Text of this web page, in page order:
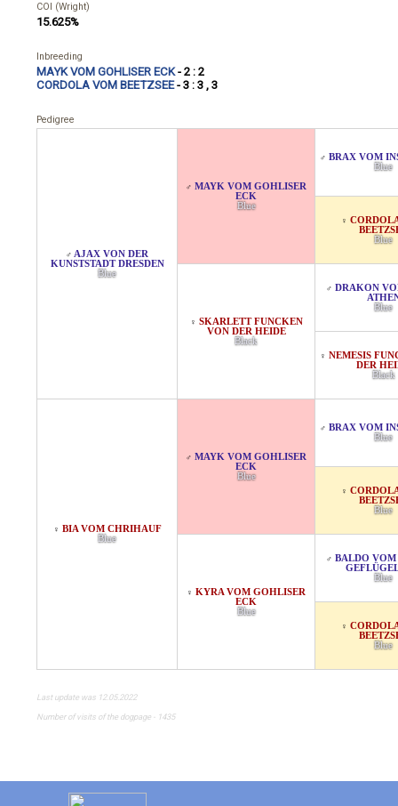
COI (Wright)
15.625%
Inbreeding
MAYK VOM GOHLISER ECK- 2 : 2
CORDOLA VOM BEETZSEE- 3 : 3 , 3
Pedigree
♂ AJAX VON DER
KUNSTSTADT DRESDEN
Blue
♂ MAYK VOM GOHLISER
ECK
Blue
♂ BRAX VOM
Blue
♀
Blue
♀ SKARLETT FUNCKEN
VON DER HEIDE
Black
♂ DRAKON
Blue
♀ NEMESIS
DER
Black
♀ BIA VOM CHRIHAUF
Blue
♂ MAYK VOM GOHLISER
ECK
Blue
♂ BRAX VOM
Blue
♀
Blue
♀ KYRA VOM GOHLISER
ECK
Blue
♂ BALDO VOM
Blue
♀
Blue
Last update was 12.05.2022
Number of visits of the dogpage - 1435